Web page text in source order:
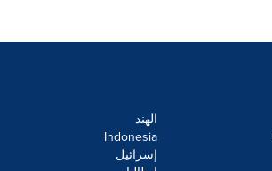
الهند
Indonesia
إسرائيل